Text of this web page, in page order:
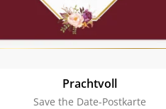
Prachtvoll
Save the Date-Postkarte